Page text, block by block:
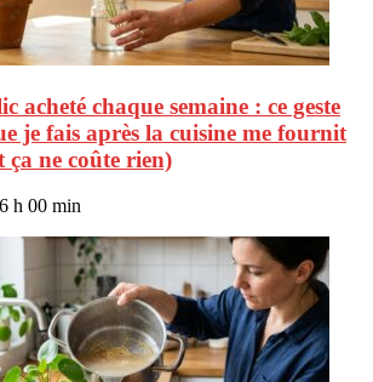
acheté chaque semaine : ce geste
je fais après la cuisine me fournit
ça ne coûte rien)
h 00 min